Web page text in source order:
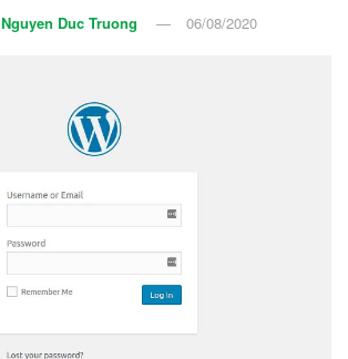
Nguyen Duc Truong 06/08/2020